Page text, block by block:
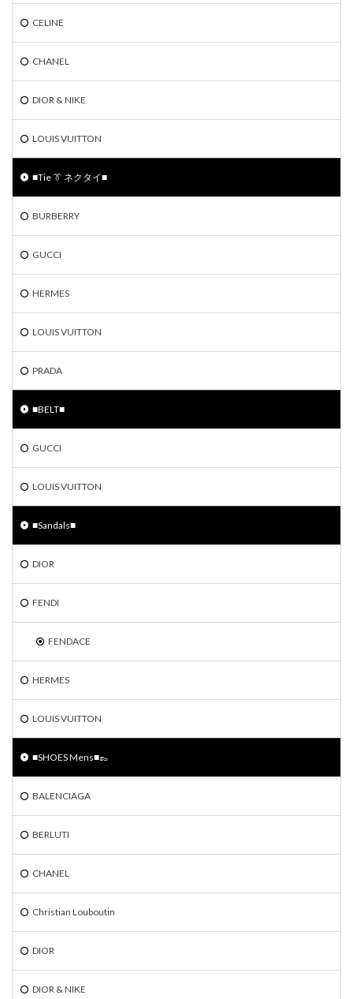
CELINE
CHANEL
DIOR & NIKE
LOUIS VUITTON
■Tie 👔 ネクタイ■
BURBERRY
GUCCI
HERMES
LOUIS VUITTON
PRADA
■BELT■
GUCCI
LOUIS VUITTON
■Sandals■
DIOR
FENDI
FENDACE
HERMES
LOUIS VUITTON
■SHOES Mens■👞
BALENCIAGA
BERLUTI
CHANEL
Christian Louboutin
DIOR
DIOR & NIKE